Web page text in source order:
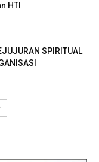
HTI
SPIRITUAL